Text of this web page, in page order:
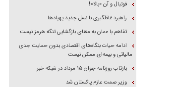
فوتبال و آن «بالا»!
راهبرد غافلگیری با نسل جدید پهپاد‌ها
تفاهم با عمان به معنای بازگشایی تنگه هرمز نیست
ادامه حیات بنگاه‌های اقتصادی بدون حمایت جدی
مالیاتی و بیمه‌ای ممکن نیست
بازتاب روزنامه جوان ۱۵ مرداد در شبکه خبر
وزیر صمت عازم پاکستان شد